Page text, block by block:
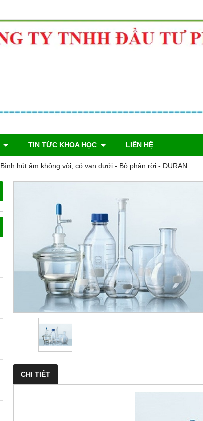
TIN TỨC KHOA HỌC LIÊN HỆ
Bình hút ẩm không vòi, có van dưới - Bộ phận rời - DURAN
CHI TIẾT